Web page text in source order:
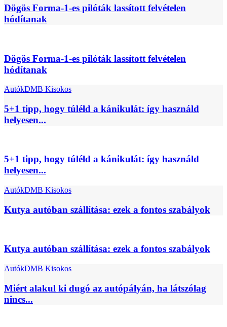
Dögös Forma-1-es pilóták lassított felvételen
hódítanak
Dögös Forma-1-es pilóták lassított felvételen
hódítanak
AutókDMB Kisokos
5+1 tipp, hogy túléld a kánikulát: így használd
helyesen...
5+1 tipp, hogy túléld a kánikulát: így használd
helyesen...
AutókDMB Kisokos
Kutya autóban szállítása: ezek a fontos szabályok
Kutya autóban szállítása: ezek a fontos szabályok
AutókDMB Kisokos
Miért alakul ki dugó az autópályán, ha látszólag
nincs...